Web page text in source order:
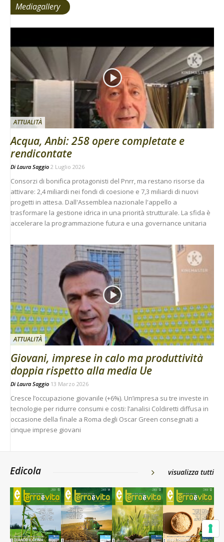
Mediagallery
ATTUALITÀ
Acqua, Anbi: 258 opere completate e
rendicontate
Di Laura Saggio 2 Luglio 2026
Consorzi di bonifica protagonisti del Pnrr, ma restano risorse da
attivare: 2,4 miliardi nei fondi di coesione e 7,3 miliardi di nuovi
progetti in attesa. Dall'Assemblea nazionale l'appello a
trasformare la gestione idrica in una priorità strutturale. La sfida è
accelerare la programmazione futura e una governance unitaria
ATTUALITÀ
Giovani, imprese in calo ma produttività
doppia rispetto alla media Ue
Di Laura Saggio 13 Marzo 2026
Cresce l’occupazione giovanile (+6%). Un’impresa su tre investe in
tecnologie per ridurre consumi e costi: l’analisi Coldiretti diffusa in
occasione della finale a Roma degli Oscar Green consegnati a
cinque imprese giovani
Edicola visualizza tutti